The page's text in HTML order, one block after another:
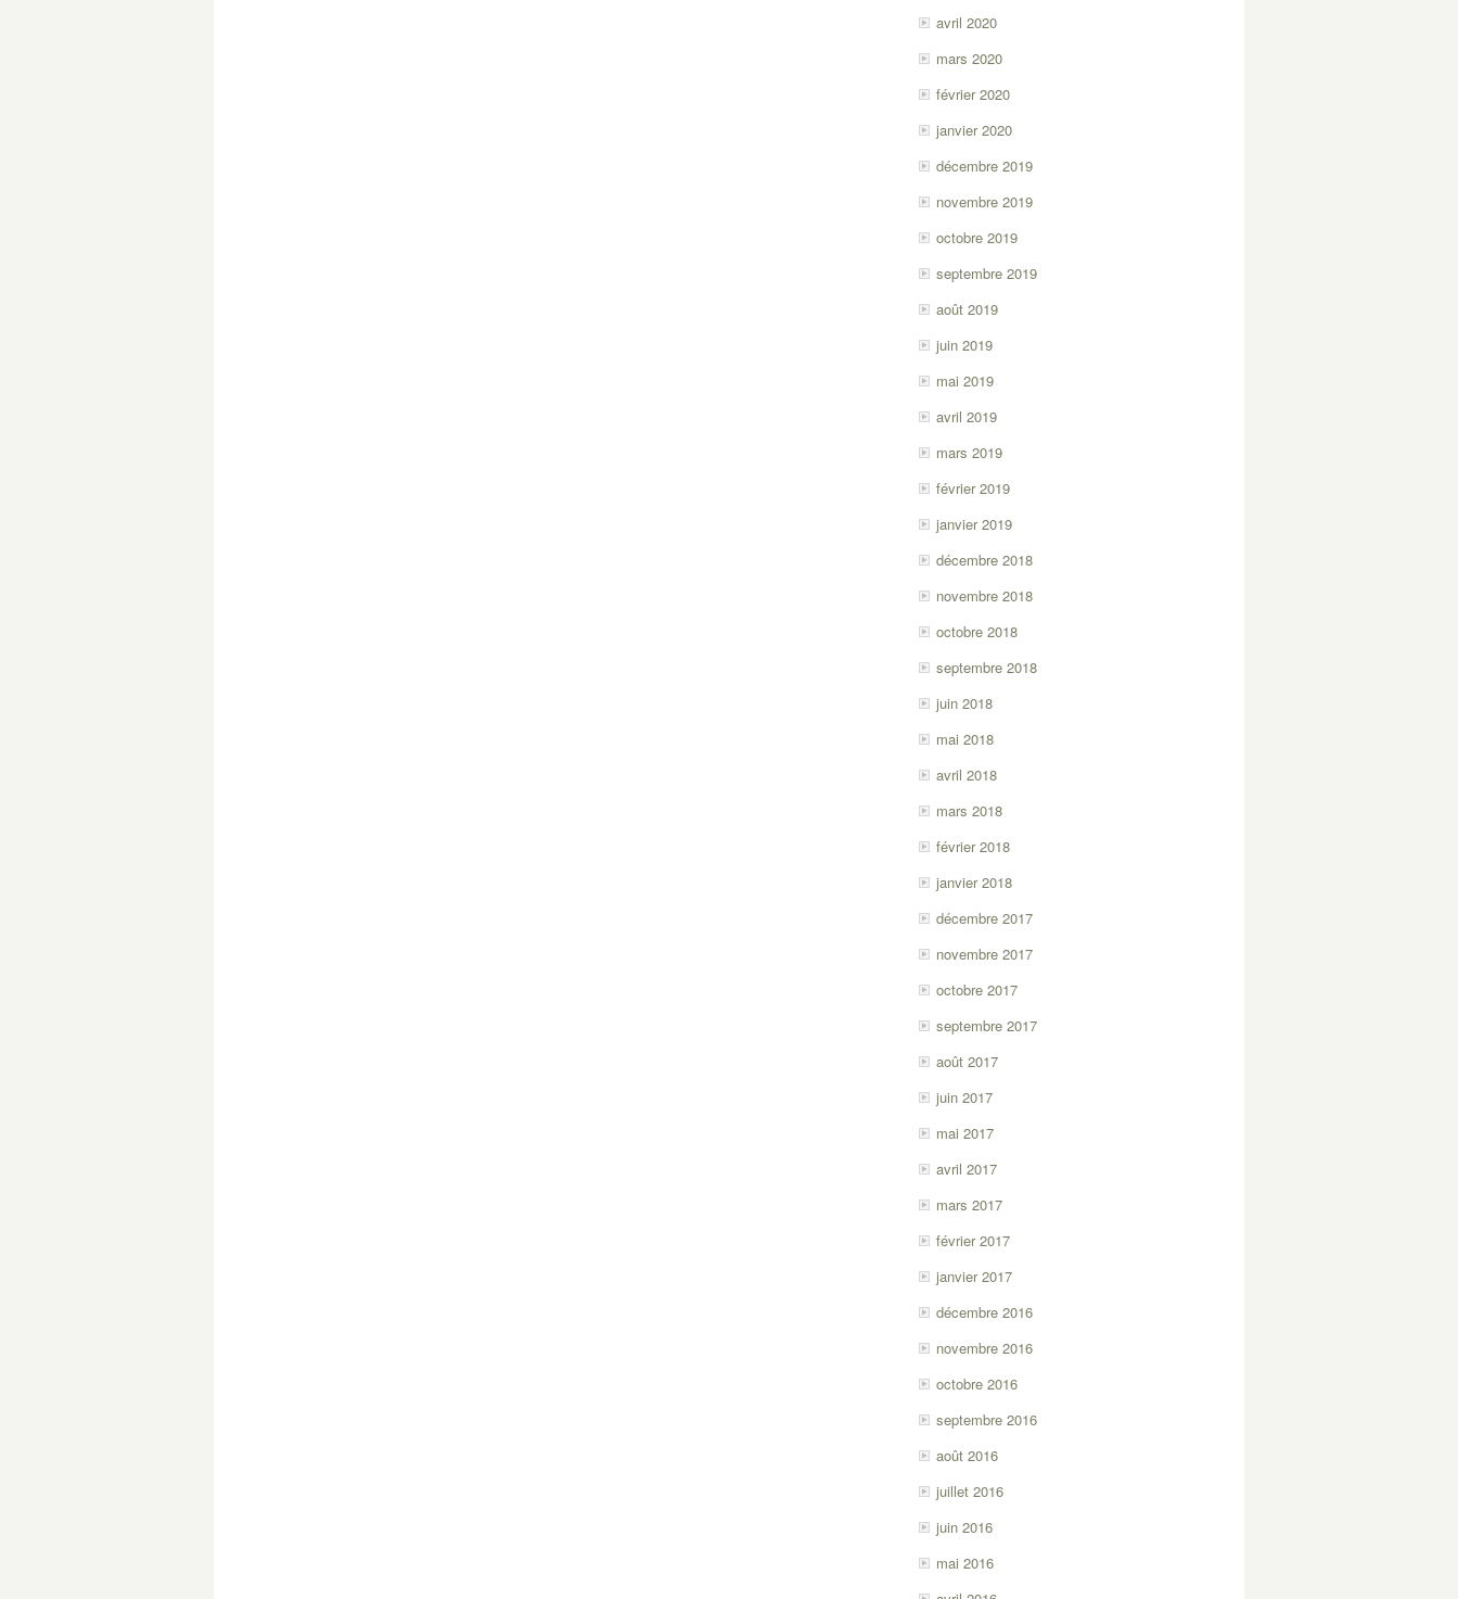
avril 2020
mars 2020
février 2020
janvier 2020
décembre 2019
novembre 2019
octobre 2019
septembre 2019
août 2019
juin 2019
mai 2019
avril 2019
mars 2019
février 2019
janvier 2019
décembre 2018
novembre 2018
octobre 2018
septembre 2018
juin 2018
mai 2018
avril 2018
mars 2018
février 2018
janvier 2018
décembre 2017
novembre 2017
octobre 2017
septembre 2017
août 2017
juin 2017
mai 2017
avril 2017
mars 2017
février 2017
janvier 2017
décembre 2016
novembre 2016
octobre 2016
septembre 2016
août 2016
juillet 2016
juin 2016
mai 2016